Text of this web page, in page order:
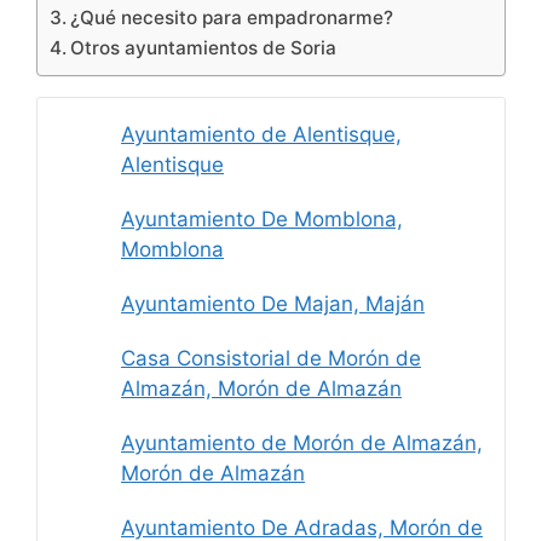
¿Qué necesito para empadronarme?
Otros ayuntamientos de Soria
Ayuntamiento de Alentisque,
Alentisque
Ayuntamiento De Momblona,
Momblona
Ayuntamiento De Majan, Maján
Casa Consistorial de Morón de
Almazán, Morón de Almazán
Ayuntamiento de Morón de Almazán,
Morón de Almazán
Ayuntamiento De Adradas, Morón de